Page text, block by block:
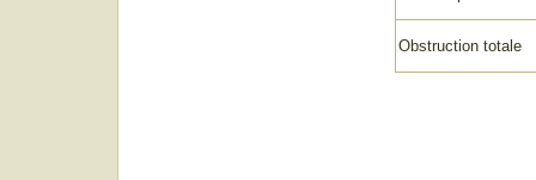
Obstruction totale